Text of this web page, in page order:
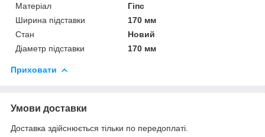
Матеріал
Гіпс
Ширина підставки
170 мм
Стан
Новий
Діаметр підставки
170 мм
Приховати
Умови доставки
Доставка здійснюється тільки по передоплаті.